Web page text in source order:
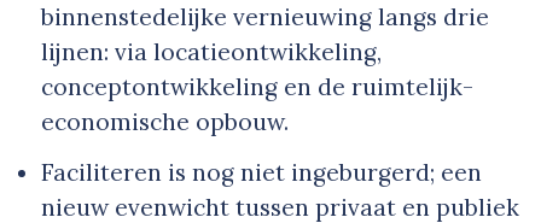
binnenstedelijke vernieuwing langs drie
lijnen: via locatieontwikkeling,
conceptontwikkeling en de ruimtelijk-
economische opbouw.
Faciliteren is nog niet ingeburgerd; een
nieuw evenwicht tussen privaat en publiek